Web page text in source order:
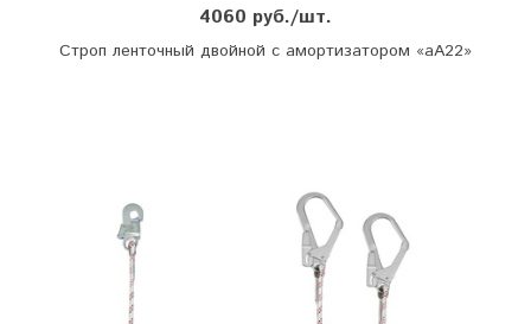
4060 руб./шт.
Строп ленточный двойной с амортизатором «аА22»